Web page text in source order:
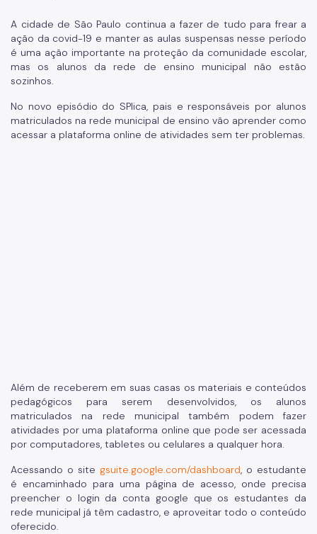
A cidade de São Paulo continua a fazer de tudo para frear a
ação da covid-19 e manter as aulas suspensas nesse período
é uma ação importante na proteção da comunidade escolar,
mas os alunos da rede de ensino municipal não estão
sozinhos.
No novo episódio do SPlica, pais e responsáveis por alunos
matriculados na rede municipal de ensino vão aprender como
acessar a plataforma online de atividades sem ter problemas.
Além de receberem em suas casas os materiais e conteúdos
pedagógicos para serem desenvolvidos, os alunos
matriculados na rede municipal também podem fazer
atividades por uma plataforma online que pode ser acessada
por computadores, tabletes ou celulares a qualquer hora.
Acessando o site gsuite.google.com/dashboard, o estudante
é encaminhado para uma página de acesso, onde precisa
preencher o login da conta google que os estudantes da
rede municipal já têm cadastro, e aproveitar todo o conteúdo
oferecido.